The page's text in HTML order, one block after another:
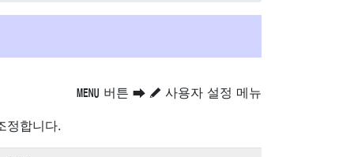
G 버튼 U A 사용자 설정 메뉴
정합니다.